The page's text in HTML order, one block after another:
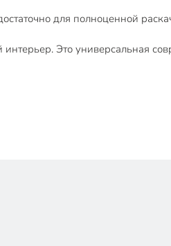
для полноценной
Это универсальная